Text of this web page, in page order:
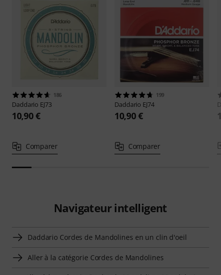
186
Daddario EJ73
10,90 €
Comparer
199
Daddario EJ74
10,90 €
Comparer
Navigateur intelligent
Daddario Cordes de Mandolines en un clin d'oeil
Aller à la catégorie Cordes de Mandolines